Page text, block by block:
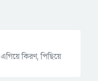
কিরণ, পিছিয়ে